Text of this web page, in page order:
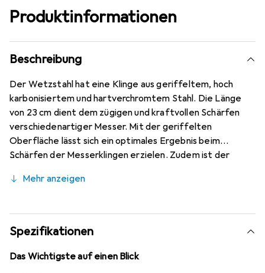
Produktinformationen
Beschreibung
Der Wetzstahl hat eine Klinge aus geriffeltem, hoch
karbonisiertem und hartverchromtem Stahl. Die Länge
von 23 cm dient dem zügigen und kraftvollen Schärfen
verschiedenartiger Messer. Mit der geriffelten
Oberfläche lässt sich ein optimales Ergebnis beim
Schärfen der Messerklingen erzielen. Zudem ist der
langlebig. Der schwarze Kunststoffgriff bietet sicheren
Klingen wetzen. Durch die abgerundete Form, die
rutschfeste Oberfläche und den absichernden Rand vor
dem Wetzstahl selbst gleiten die Finger während des
Schärfens nicht ab. Am hinteren Ende des Griffes
Mehr anzeigen
Spezifikationen
Das Wichtigste auf einen Blick